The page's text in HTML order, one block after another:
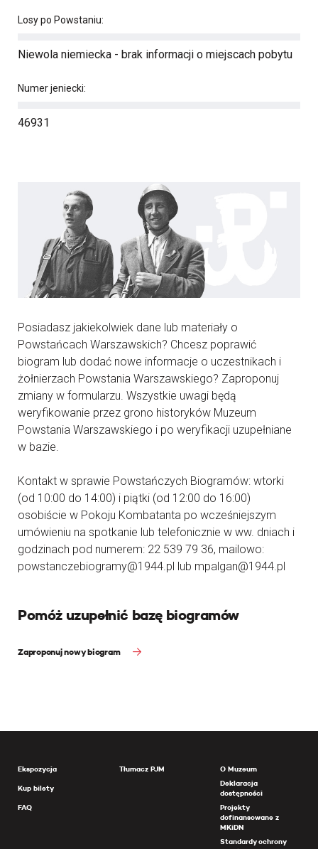
Losy po Powstaniu:
Niewola niemiecka - brak informacji o miejscach pobytu
Numer jeniecki:
46931
Posiadasz jakiekolwiek dane lub materiały o
Powstańcach Warszawskich? Chcesz poprawić
biogram lub dodać nowe informacje o uczestnikach i
żołnierzach Powstania Warszawskiego? Zaproponuj
zmiany w formularzu. Wszystkie uwagi będą
weryfikowanie przez grono historyków Muzeum
Powstania Warszawskiego i po weryfikacji uzupełniane
w bazie.
Kontakt w sprawie Powstańczych Biogramów: wtorki
(od 10:00 do 14:00) i piątki (od 12:00 do 16:00)
osobiście w Pokoju Kombatanta po wcześniejszym
umówieniu na spotkanie lub telefonicznie w ww. dniach i
godzinach pod numerem: 22 539 79 36, mailowo:
powstanczebiogramy@1944.pl lub mpalgan@1944.pl
Pomóż uzupełnić bazę biogramów
Zaproponuj nowy biogram
Ekspozycja
Kup bilety
FAQ
Tłumacz PJM
O Muzeum
Deklaracja
dostępności
Projekty
dofinansowane z
MKiDN
Standardy ochrony